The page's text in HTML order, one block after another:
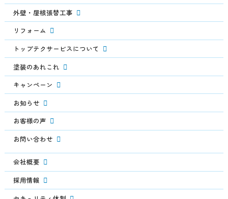
外壁・屋根張替工事
リフォーム
トップテクサービスについて
塗装のあれこれ
キャンペーン
お知らせ
お客様の声
お問い合わせ
会社概要
採用情報